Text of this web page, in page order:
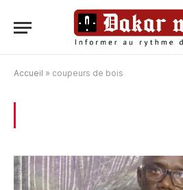
Accueil » coupeurs de bois